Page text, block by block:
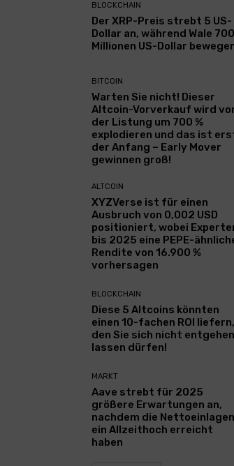
BLOCKCHAIN
Der XRP-Preis strebt 5 US-
Dollar an, während Wale 700
Millionen US-Dollar
BITCOIN
Warten Sie nicht! Dieser
Altcoin-Vorverkauf wird
der Listung um 700 %
explodieren und das ist
der Anfang – Early Mover
gewinnen groß!
ALTCOIN
XYZVerse ist für einen
Ausbruch von 0,002 USD
positioniert, wobei
bis 2025 eine PEPE-
Rendite von 16.900 %
vorhersagen
BLOCKCHAIN
Diese 5 Altcoins könnten
einen 10-fachen ROI liefern,
den Sie sich nicht entgehen
lassen dürfen!
MARKT
Aave strebt für 2025
größere Erwartungen an,
nachdem die Nettoeinlagen
ein Allzeithoch erreicht
haben